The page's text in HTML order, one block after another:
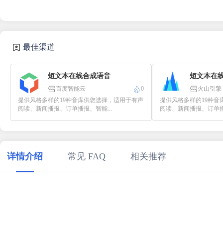
最佳渠道
短文本在线合成语音
百度智能云
0
提供风格多样的19种音库供您选择，适用于有声
阅读、新闻播报、订单播报、智能...
短文本在
火山引擎
提供风格多样的19种音
阅读、新闻播报、订单
详情介绍 常见 FAQ 相关推荐